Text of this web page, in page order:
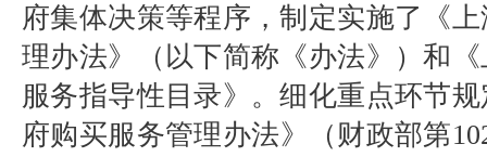
府集体决策等程序，制定实施了
《
理办法》（以下简称《办法》）和
服务指导性目录》 。细化重点环节规
府购买服务管理办法》（财政部第